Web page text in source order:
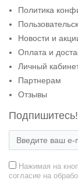
Политика
Новости и
Оплата и
Личный
Партнерам
Отзывы
Нажимая на
согласие на